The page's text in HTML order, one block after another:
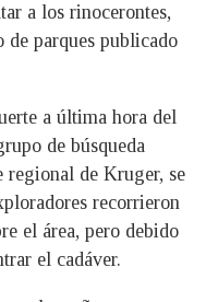
a los rinocerontes,
de parques publicado
a última hora del
de búsqueda
de Kruger, se
recorrieron
el área, pero debido
el cadáver.